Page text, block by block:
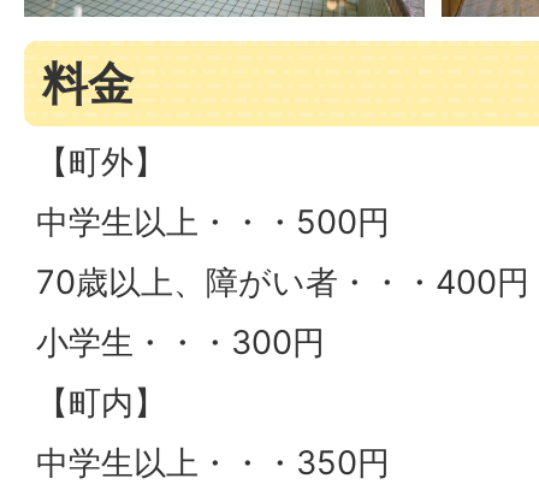
料金
【町外】
中学生以上・・・500円
70歳以上、障がい者・・・400円
小学生・・・300円
【町内】
中学生以上・・・350円